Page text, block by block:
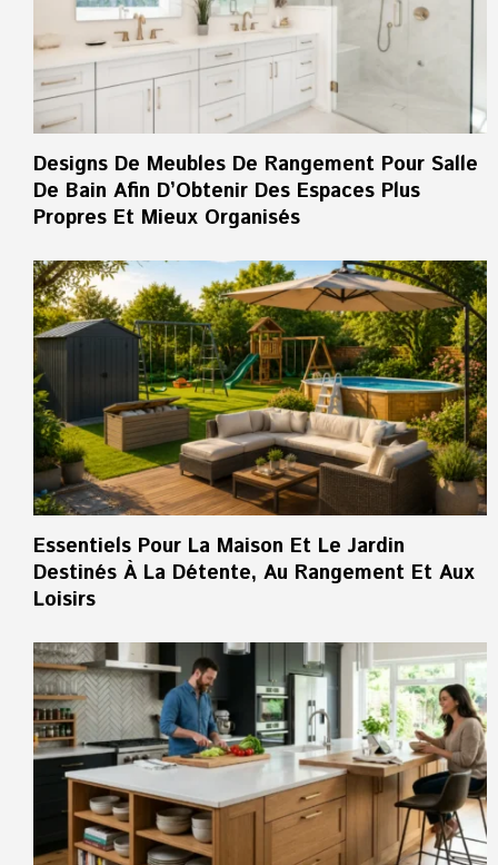
Designs De Meubles De Rangement Pour Salle
De Bain Afin D’Obtenir Des Espaces Plus
Propres Et Mieux Organisés
Essentiels Pour La Maison Et Le Jardin
Destinés À La Détente, Au Rangement Et Aux
Loisirs